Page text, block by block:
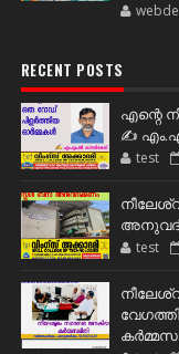
RECENT POSTS
എന്റെ
✍️
test
test